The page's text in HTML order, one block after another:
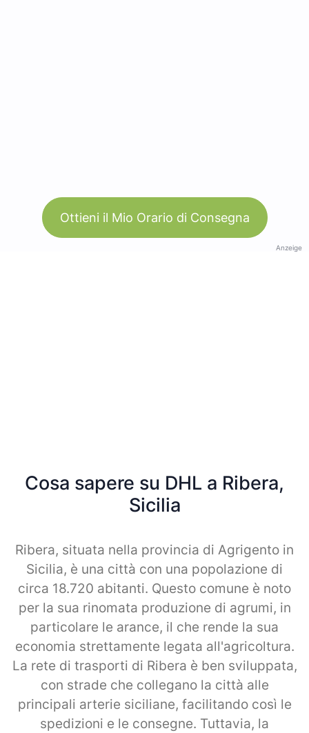
Ottieni il Mio Orario di Consegna
Anzeige
Cosa sapere su DHL a Ribera,
Sicilia
Ribera, situata nella provincia di Agrigento in
Sicilia, è una città con una popolazione di
circa 18.720 abitanti. Questo comune è noto
per la sua rinomata produzione di agrumi, in
particolare le arance, il che rende la sua
economia strettamente legata all'agricoltura.
La rete di trasporti di Ribera è ben sviluppata,
con strade che collegano la città alle
principali arterie siciliane, facilitando così le
spedizioni e le consegne. Tuttavia, la